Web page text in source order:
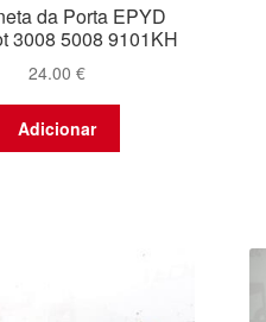
da Porta EPYD
3008 5008 9101KH
24.00€
Adicionar